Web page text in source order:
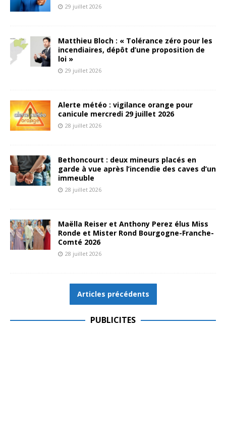
29 juillet 2026
Matthieu Bloch : « Tolérance zéro pour les
incendiaires, dépôt d’une proposition de
loi »
29 juillet 2026
Alerte météo : vigilance orange pour
canicule mercredi 29 juillet 2026
28 juillet 2026
Bethoncourt : deux mineurs placés en
garde à vue après l’incendie des caves d’un
immeuble
28 juillet 2026
Maëlla Reiser et Anthony Perez élus Miss
Ronde et Mister Rond Bourgogne-Franche-
Comté 2026
28 juillet 2026
Articles précédents
PUBLICITES